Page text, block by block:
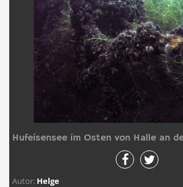
Hufeisensee im Osten von Halle an
Autor: Helge